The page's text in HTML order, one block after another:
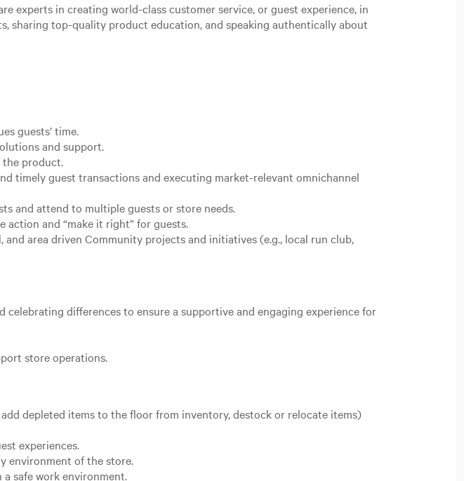
experts in creating world-class customer service, or guest experience, in
sharing top-quality product education, and speaking authentically about
guests’ time.
and support.
the product.
timely guest transactions and executing market-relevant omnichannel
and attend to multiple guests or store needs.
action and “make it right” for guests.
area driven Community projects and initiatives (e.g., local run club,
differences to ensure a supportive and engaging experience for
store operations.
depleted items to the floor from inventory, destock or relocate items)
experiences.
environment of the store.
safe work environment.